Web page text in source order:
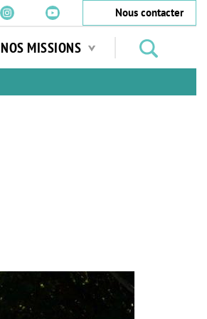
Nous contacter
NOS MISSIONS
jardins